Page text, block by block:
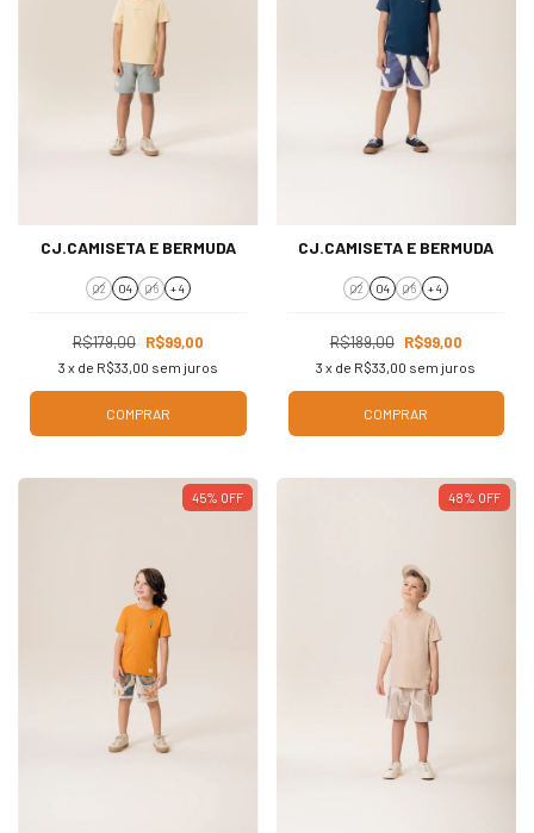
CJ.CAMISETA E BERMUDA
02 04 06 + 4
R$179,00 R$99,00
3 x de R$33,00 sem juros
COMPRAR
CJ.CAMISETA E BERMUDA
02 04 06 + 4
R$189,00 R$99,00
3 x de R$33,00 sem juros
COMPRAR
45% OFF 48% OFF